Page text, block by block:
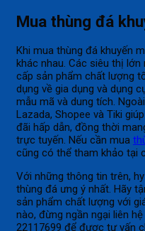
Mua thùng đá
Khi mua thùng đá khuyến
khác nhau. Các siêu thị lớn
cấp sản phẩm chất lượng
dụng về gia dụng và dụng
mẫu mã và dung tích.
Lazada, Shopee và Tiki
đãi hấp dẫn, đồng thời
trực tuyến. Nếu cần mua
cũng có thể tham khảo tại
Với những thông tin trên,
thùng đá ưng ý nhất. Hãy
sản phẩm chất lượng với
nào, đừng ngần ngại liên
22117699 để được tư vấn